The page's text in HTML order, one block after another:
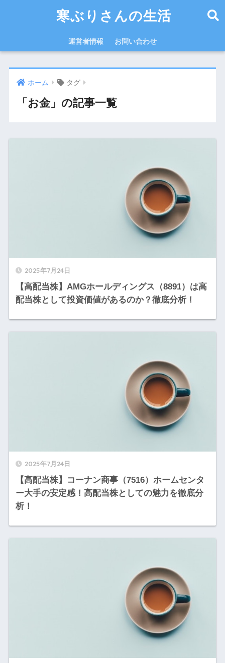
寒ぶりさんの生活
運営者情報 お問い合わせ
ホーム タグ
「お金」の記事一覧
2025年7月24日
【高配当株】AMGホールディングス（8891）は高
配当株として投資価値があるのか？徹底分析！
2025年7月24日
【高配当株】コーナン商事（7516）ホームセンタ
ー大手の安定感！高配当株としての魅力を徹底分
析！